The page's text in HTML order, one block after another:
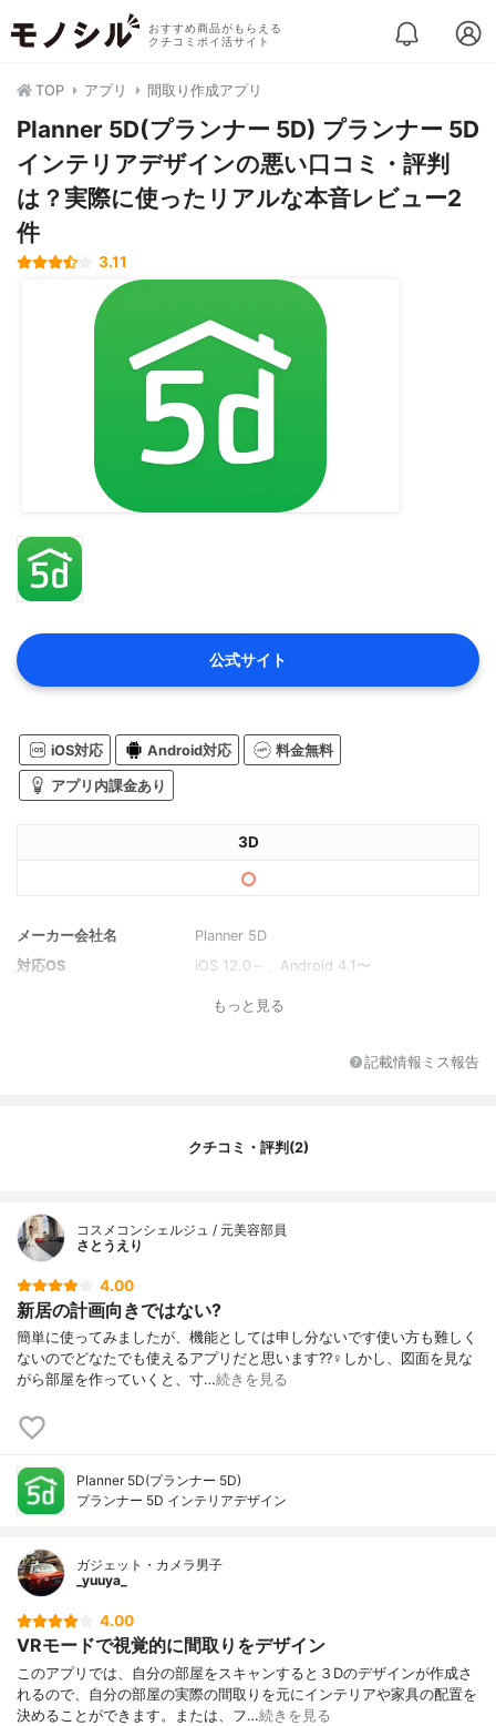
おすすめ商品がもらえる
クチコミポイ活サイト
TOP アプリ 間取り作成アプリ
Planner 5D(プランナー 5D) プランナー 5D
インテリアデザインの悪い口コミ・評判
は？実際に使ったリアルな本音レビュー2
件
3.11
公式サイト
iOS対応 Android対応 料金無料
アプリ内課金あり
3D
メーカー会社名
Planner 5D
対応OS
iOS 12.0～、Android 4.1〜
もっと見る
記載情報ミス報告
クチコミ・評判(2)
コスメコンシェルジュ / 元美容部員
さとうえり
4.00
新居の計画向きではない?
簡単に使ってみましたが、機能としては申し分ないです使い方も難しく
ないのでどなたでも使えるアプリだと思います??‍♀️しかし、図面を見な
がら部屋を作っていくと、寸…続きを見る
Planner 5D(プランナー 5D)
プランナー 5D インテリアデザイン
ガジェット・カメラ男子
_yuuya_
4.00
VRモードで視覚的に間取りをデザイン
このアプリでは、自分の部屋をスキャンすると３Dのデザインが作成さ
れるので、自分の部屋の実際の間取りを元にインテリアや家具の配置を
決めることができます。または、フ…続きを見る